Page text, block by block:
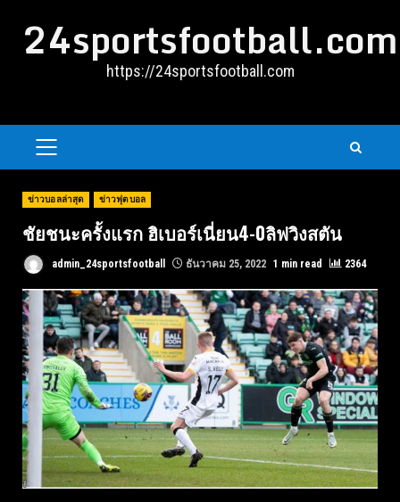
24sportsfootball.com
https://24sportsfootball.com
PRIMARY
ข่าวบอลล่าสุด ข่าวฟุตบอล
ชัยชนะครั้งแรก ฮิเบอร์เนี่ยน4-0ลิฟวิงสตัน
admin_24sportsfootball ธันวาคม 25, 2022 1 min read 2364